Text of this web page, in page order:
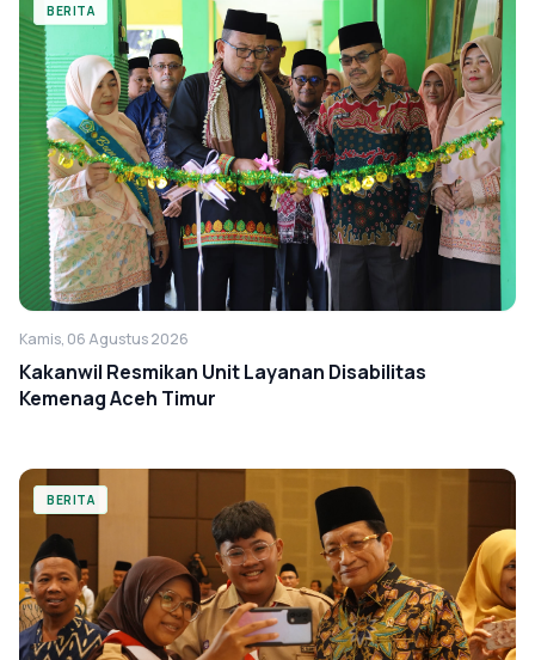
BERITA
Kamis, 06 Agustus 2026
Kakanwil Resmikan Unit Layanan Disabilitas
Kemenag Aceh Timur
BERITA